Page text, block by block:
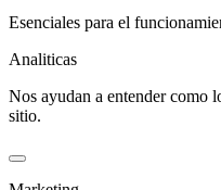
Esenciales para el
Analiticas
Nos ayudan a entender como
sitio.